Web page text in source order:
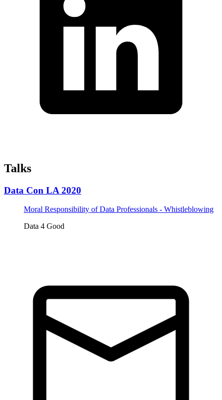
Talks
Data Con LA 2020
Moral Responsibility of Data Professionals - Whistleblowing
Data 4 Good